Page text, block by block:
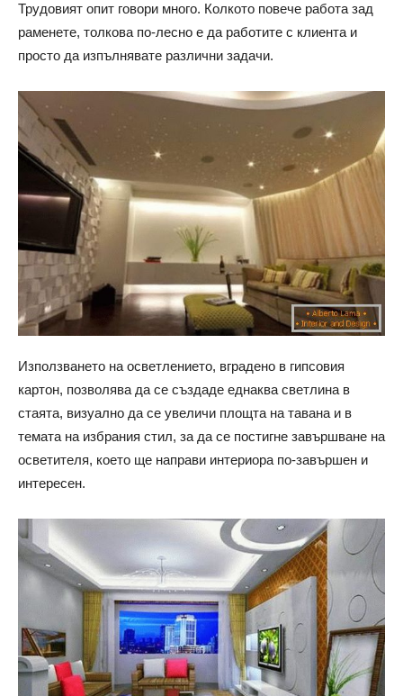
Трудовият опит говори много. Колкото повече работа зад
раменете, толкова по-лесно е да работите с клиента и
просто да изпълнявате различни задачи.
Използването на осветлението, вградено в гипсовия
картон, позволява да се създаде еднаква светлина в
стаята, визуално да се увеличи площта на тавана и в
темата на избрания стил, за да се постигне завършване на
осветителя, което ще направи интериора по-завършен и
интересен.